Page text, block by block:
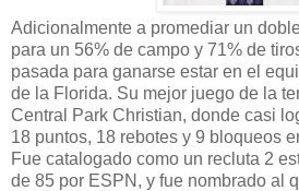
Adicionalmente a promediar un
para un 56% de campo y 71% de
pasada para ganarse estar en el
de la Florida. Su mejor juego de la
Central Park Christian, donde casi
18 puntos, 18 rebotes y 9 bloqueos
Fue catalogado como un recluta 2
de 85 por ESPN, y fue nombrado al